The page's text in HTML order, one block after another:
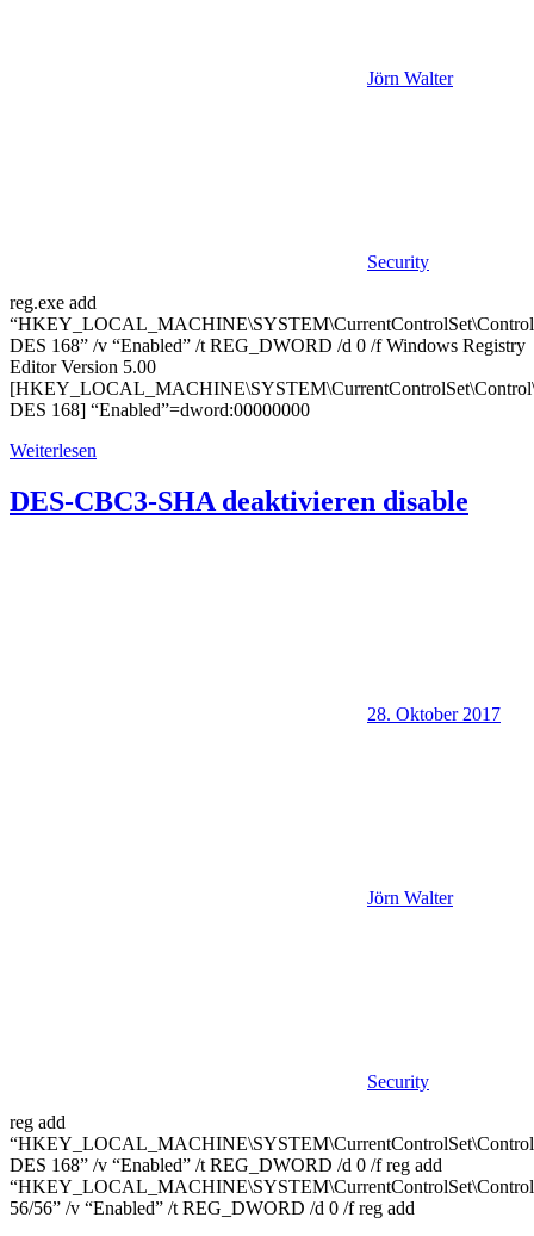
Jörn Walter
Security
reg.exe add
DES 168” /v “Enabled” /t REG_DWORD /d 0 /f Windows Registry
Editor Version 5.00
DES 168] “Enabled”=dword:00000000
Weiterlesen
DES-CBC3-SHA deaktivieren disable
28. Oktober 2017
Jörn Walter
Security
reg add
DES 168” /v “Enabled” /t REG_DWORD /d 0 /f reg add
56/56” /v “Enabled” /t REG_DWORD /d 0 /f reg add